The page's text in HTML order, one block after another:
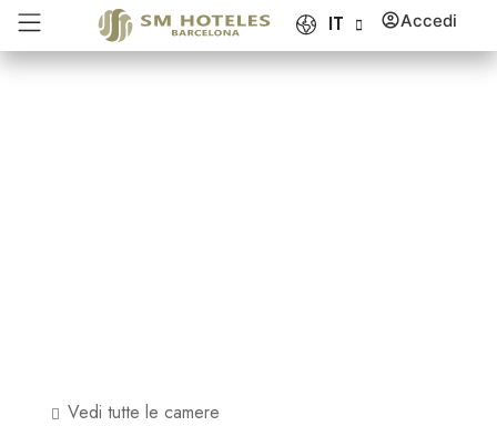
IT Accedi
Vedi tutte le camere